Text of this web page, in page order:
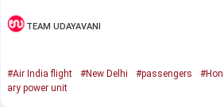
TEAM UDAYAVANI
#Air India flight #New Delhi #passengers
ary power unit